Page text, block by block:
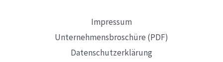
Impressum
Unternehmensbroschüre (PDF)
Datenschutzerklärung